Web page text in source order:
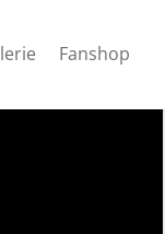
Fanshop